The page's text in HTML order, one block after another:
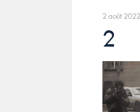
2 août 2022
2